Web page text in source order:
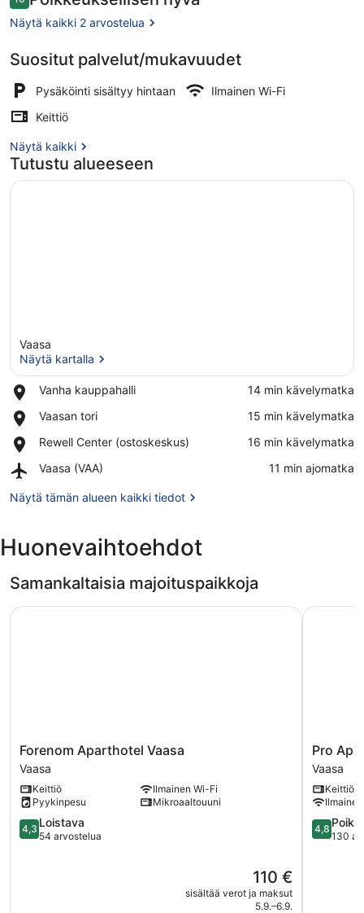
Deluxe-huoneisto, 1
10 kautta 10.
Näytä kaikki 2 arvostelua
Suositut palvelut/mukavuudet
Pysäköinti sisältyy hintaan
Ilmainen Wi-Fi
Keittiö
Näytä kaikki
Tutustu alueeseen
Vaasa
Näytä kartalla
Vanha kauppahalli
Place,
kauppahalli
‪14 min kävelymatka‬
Vaasan tori
Place,
tori
‪15 min kävelymatka‬
Rewell Center (ostoskeskus)
Place,
Center
‪16 min kävelymatka‬
Vaasa (VAA)
Airport,
(VAA)
‪11 min ajomatka‬
Näytä tämän alueen kaikki tiedot
Huonevaihtoehdot
Samankaltaisia majoituspaikkoja
Forenom
Aparthotel
Vaasa
Vaasa
Forenom Aparthotel Vaasa
Vaasa
Keittiö
Ilmainen Wi-Fi
Pyykinpesu
Mikroaaltouuni
4.3
kautta
4,3 Loistava
54 arvostelua
Hinta
on
110 €
110 €
sisältää verot ja maksut
5.9.–6.9.
Forenom Aparthotel Vaasa
Pro
Vaasa
Pro
Vaasa
Keittiö
4.8
kautta
4,8
130
Pro